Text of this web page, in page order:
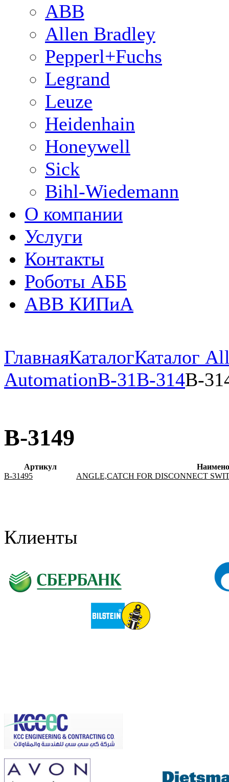
ABB
Allen Bradley
Pepperl+Fuchs
Legrand
Leuze
Heidenhain
Honeywell
Sick
Bihl-Wiedemann
О компании
Услуги
Контакты
Роботы АББ
ABB КИПиА
ГлавнаяКаталогКаталог
AutomationB-31B-314B-
B-3149
Артикул
B-31495
ANGLE,CATCH FOR DISCONNECT
Клиенты